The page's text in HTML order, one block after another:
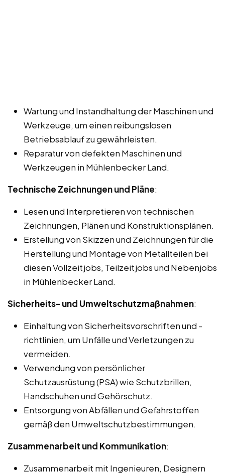
Wartung und Instandhaltung der Maschinen und
Werkzeuge, um einen reibungslosen
Betriebsablauf zu gewährleisten.
Reparatur von defekten Maschinen und
Werkzeugen in Mühlenbecker Land.
Technische Zeichnungen und Pläne:
Lesen und Interpretieren von technischen
Zeichnungen, Plänen und Konstruktionsplänen.
Erstellung von Skizzen und Zeichnungen für die
Herstellung und Montage von Metallteilen bei
diesen Vollzeitjobs, Teilzeitjobs und Nebenjobs
in Mühlenbecker Land.
Sicherheits- und Umweltschutzmaßnahmen:
Einhaltung von Sicherheitsvorschriften und -
richtlinien, um Unfälle und Verletzungen zu
vermeiden.
Verwendung von persönlicher
Schutzausrüstung (PSA) wie Schutzbrillen,
Handschuhen und Gehörschutz.
Entsorgung von Abfällen und Gefahrstoffen
gemäß den Umweltschutzbestimmungen.
Zusammenarbeit und Kommunikation:
Zusammenarbeit mit Ingenieuren, Designern